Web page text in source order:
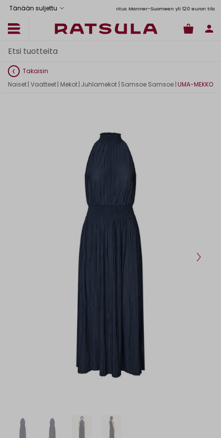
Tänään suljettuToimituskulut alk. 6,90€
Ilmainen toimitus Manner-Suomeen yli 120 euron tilauksiin
Takaisin
Naiset| Vaatteet| Mekot | Juhlamekot | Samsoe Samsoe |UMA-MEKKO